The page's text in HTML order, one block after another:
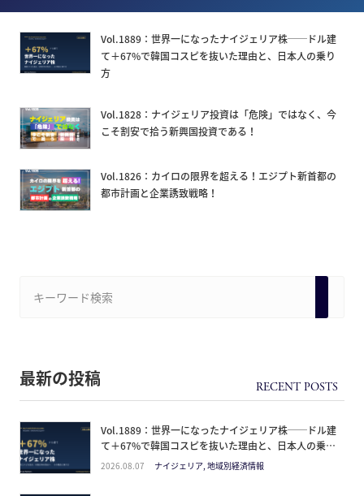
Vol.1889：世界一になったナイジェリア株──ドル建
て＋67%で韓国コスピを抜いた理由と、日本人の乗り
方
Vol.1828：ナイジェリア投資は「危険」ではなく、今
こそ割安で拾う新興国投資である！
Vol.1826：カイロの限界を超える！エジプト新首都の
都市計画と企業誘致戦略！
最新の投稿
Vol.1889：世界一になったナイジェリア株──ドル建
て＋67%で韓国コスピを抜いた理由と、日本人の乗り
方
2026.08.07 ナイジェリア, 地域別経済情報